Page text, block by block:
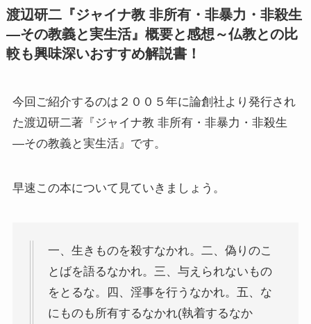
仏教コラム・法話
お知らせ
僧侶の日記
仏教書データベース
スリランカ、ネパール、東南アジアの仏教
中国仏教と思想・歴史
日本仏教とその歴史
渡辺研二『ジャイナ教 非所有・非暴力・非殺生
―その教義と実生活』概要と感想～仏教との比
較も興味深いおすすめ解説書！
今回ご紹介するのは２００５年に論創社より発行され
た渡辺研二著『ジャイナ教 非所有・非暴力・非殺生
―その教義と実生活』です。
早速この本について見ていきましょう。
一、生きものを殺すなかれ。二、偽りのこ
とばを語るなかれ。三、与えられないもの
をとるな。四、淫事を行うなかれ。五、な
にものも所有するなかれ(執着するなか